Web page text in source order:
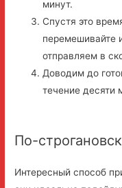
минут.
Спустя это
перемешивайте
отправляем в
Доводим до
течение десяти
По-
Интересный способ